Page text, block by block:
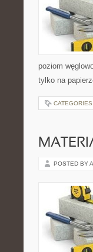
poziom
tylko na
CATEGORIES:
POSTED BY